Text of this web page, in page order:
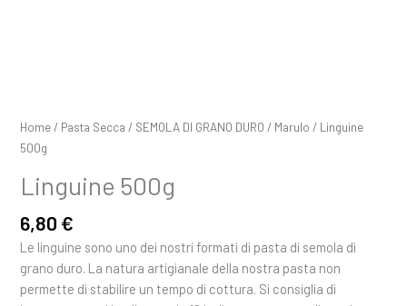
Home / Pasta Secca / SEMOLA DI GRANO DURO / Marulo / Linguine
500g
Linguine 500g
6,80 €
Le linguine sono uno dei nostri formati di pasta di semola di
grano duro. La natura artigianale della nostra pasta non
permette di stabilire un tempo di cottura. Si consiglia di